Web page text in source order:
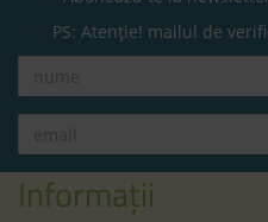
PS: Atenție! mailul de
Informații